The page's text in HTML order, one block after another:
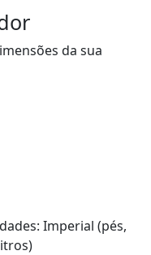
da sua
Imperial (pés,